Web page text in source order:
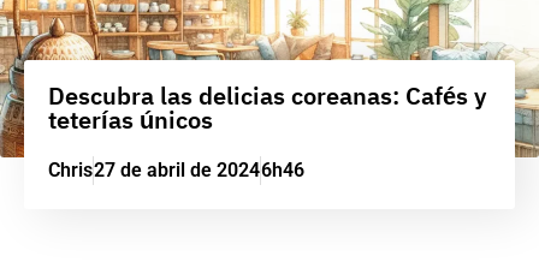
Descubra las delicias coreanas: Cafés y
teterías únicos
Chris27 de abril de 20246h46